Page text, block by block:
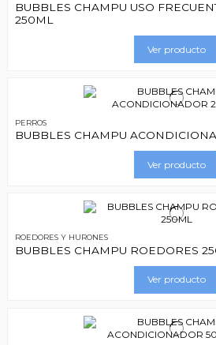
BUBBLES CHAMPU USO
250ML
Ver producto
PERROS
BUBBLES CHAMPU
Ver producto
ROEDORES Y HURONES
BUBBLES CHAMPU ROEDORES
Ver producto